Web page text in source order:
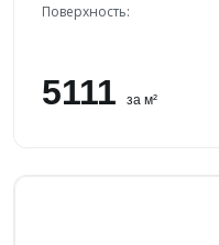
Поверхность:
5111 за м²